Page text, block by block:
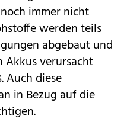
immer nicht
werden teils
abgebaut und
verursacht
Auch diese
in Bezug auf die